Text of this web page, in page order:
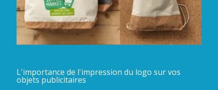
L'importance de l'impression du logo sur vos
objets publicitaires